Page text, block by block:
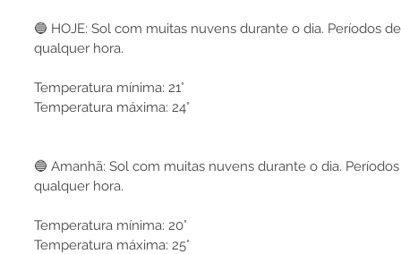
🔵 HOJE: Sol com muitas nuvens durante o dia. Períodos
qualquer hora.
Temperatura mínima: 21°
Temperatura máxima: 24°
🔵 Amanhã: Sol com muitas nuvens durante o dia.
qualquer hora.
Temperatura mínima: 20°
Temperatura máxima: 25°